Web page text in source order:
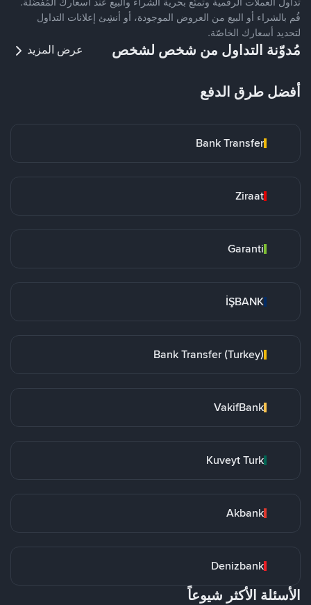
قُم بالشراء أو البيع من العروض الموجودة، أو أنشِئ إعلانات التداول
لتحديد أسعارك الخاصّة.
مُدوّنة التداول من شخص لشخص عرض المزيد
أفضل طرق الدفع
Bank Transfer
Ziraat
Garanti
İŞBANK
Bank Transfer (Turkey)
VakifBank
Kuveyt Turk
Akbank
Denizbank
الأسئلة الأكثر شيوعاً